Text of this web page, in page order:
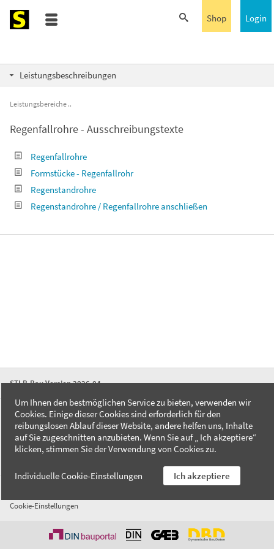
Login
Shop
Leistungsbeschreibungen
Leistungsbereiche
Regenfallrohre - Ausschreibungstexte
Regenfallrohre
Formstücke - Regenfallrohr
Regenstandrohre
Regenstandrohre / Regenfallrohre anschließen
STLB-Bau Version 2026-04
FAQ
Kontakt
Datenschutzerklärung
Cookie-Einstellungen
Um Ihnen den bestmöglichen Service zu bieten, verwenden wir
Cookies. Einige dieser Cookies sind erforderlich für den
reibungslosen Ablauf dieser Website, andere helfen uns, Inhalte
auf Sie zugeschnitten anzubieten. Wenn Sie auf „ Ich akzeptiere“
klicken, stimmen Sie der Verwendung von Cookies zu.
Individuelle Cookie-Einstellungen Ich akzeptiere